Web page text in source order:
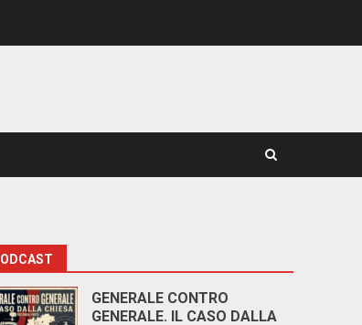
GENERALE CONTRO
GENERALE. IL CASO DALLA